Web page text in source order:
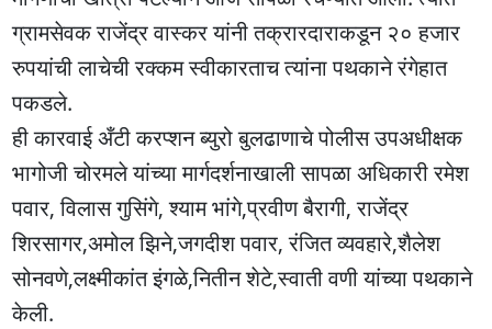
ग्रामसेवक राजेंद्र वास्कर यांनी तक्रारदाराकडून २० हजार
रुपयांची लाचेची रक्कम स्वीकारताच त्यांना पथकाने रंगेहात
पकडले.
ही कारवाई अँटी करप्शन ब्युरो बुलढाणाचे पोलीस उपअधीक्षक
भागोजी चोरमले यांच्या मार्गदर्शनाखाली सापळा अधिकारी रमेश
पवार, विलास गुसिंगे, श्याम भांगे,प्रवीण बैरागी, राजेंद्र
शिरसागर,अमोल झिने,जगदीश पवार, रंजित व्यवहारे,शैलेश
सोनवणे,लक्ष्मीकांत इंगळे,नितीन शेटे,स्वाती वणी यांच्या पथकाने
केली.